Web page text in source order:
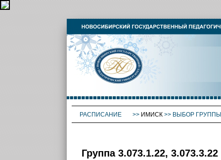
РАСПИСАНИЕ >> ИМИСК>> ВЫБОР ГРУППЫ
Группа 3.073.1.22, 3.073.3.22